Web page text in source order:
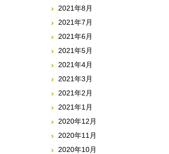
2021年8月
2021年7月
2021年6月
2021年5月
2021年4月
2021年3月
2021年2月
2021年1月
2020年12月
2020年11月
2020年10月